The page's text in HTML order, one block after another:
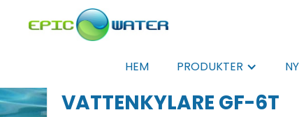
HEM PRODUKTER
VATTENKYLARE GF-6T